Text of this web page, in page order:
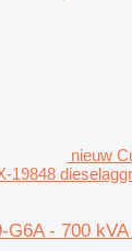
nieuw
19848
G6A - 700